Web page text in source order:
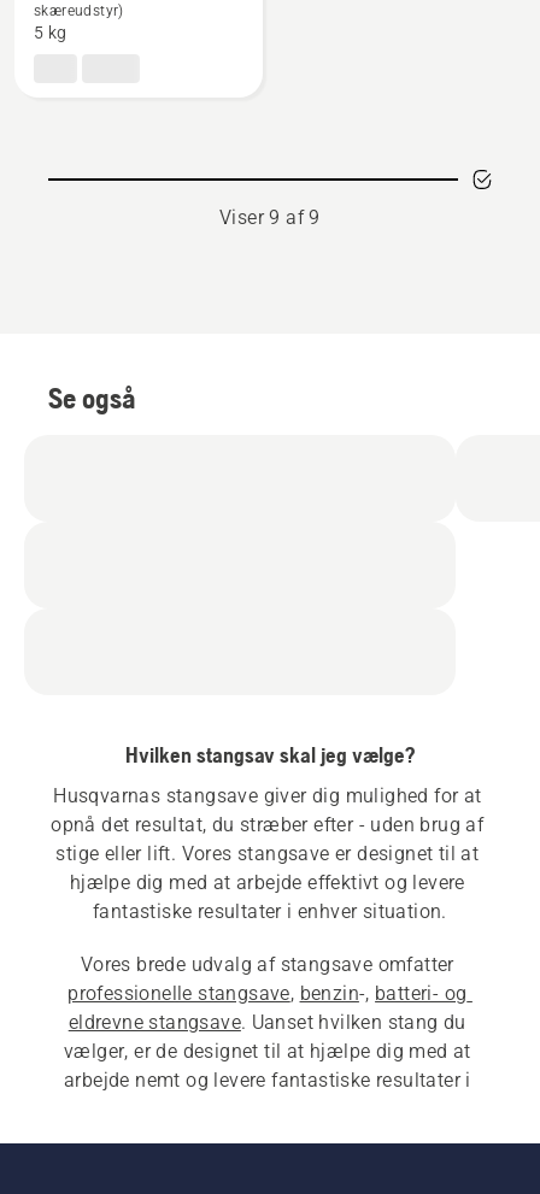
530iPT5
skæreudstyr)
5 kg
Viser 9 af 9
Se også
Hvilken stangsav skal jeg vælge?
Husqvarnas stangsave giver dig mulighed for at
opnå det resultat, du stræber efter - uden brug af
stige eller lift. Vores stangsave er designet til at
hjælpe dig med at arbejde effektivt og levere
fantastiske resultater i enhver situation.
Vores brede udvalg af stangsave omfatter
professionelle stangsave, benzin-, batteri- og
eldrevne stangsave. Uanset hvilken stang du
vælger, er de designet til at hjælpe dig med at
arbejde nemt og levere fantastiske resultater i